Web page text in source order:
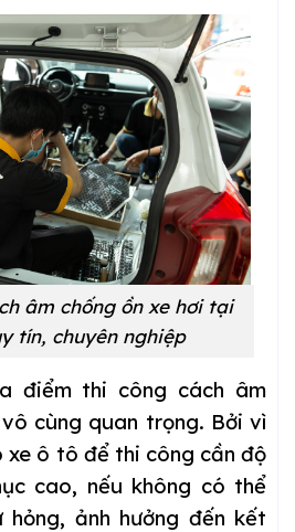
âm chống ồn xe hơi tại
tín, chuyên nghiệp
điểm thi công cách âm
cùng quan trọng. Bởi vì
xe ô tô để thi công cần độ
cao, nếu không có thể
ảnh hưởng đến kết